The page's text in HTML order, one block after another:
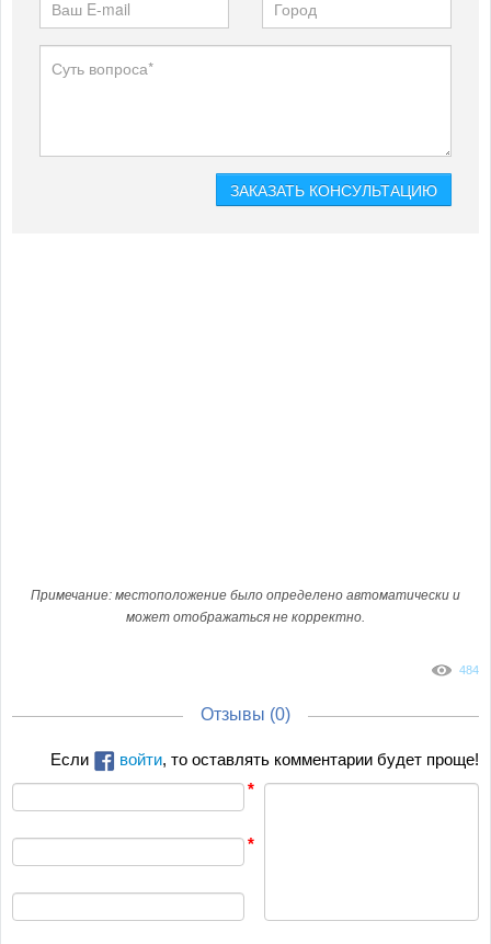
Примечание: местоположение было определено автоматически и
может отображаться не корректно.
484
Отзывы (0)
Если войти, то оставлять комментарии будет проще!